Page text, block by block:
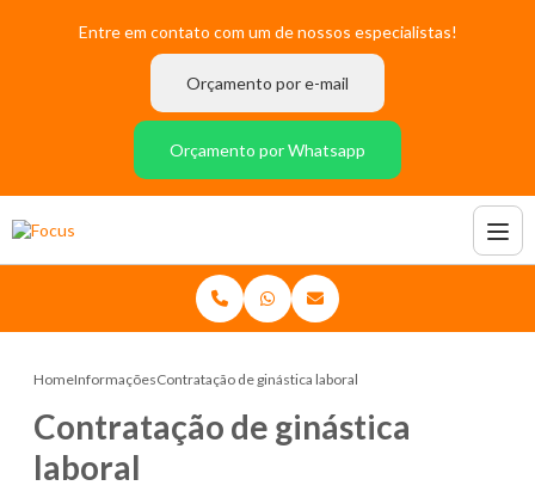
Entre em contato com um de nossos especialistas!
Orçamento por e-mail
Orçamento por Whatsapp
HomeInformaçõesContratação de ginástica laboral
Contratação de ginástica
laboral